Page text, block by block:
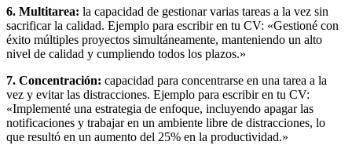
6. Multitarea: la capacidad de gestionar varias tareas a la vez sin
sacrificar la calidad. Ejemplo para escribir en tu CV: «Gestioné con
éxito múltiples proyectos simultáneamente, manteniendo un alto
nivel de calidad y cumpliendo todos los plazos.»
7. Concentración: capacidad para concentrarse en una tarea a la
vez y evitar las distracciones. Ejemplo para escribir en tu CV:
«Implementé una estrategia de enfoque, incluyendo apagar las
notificaciones y trabajar en un ambiente libre de distracciones, lo
que resultó en un aumento del 25% en la productividad.»